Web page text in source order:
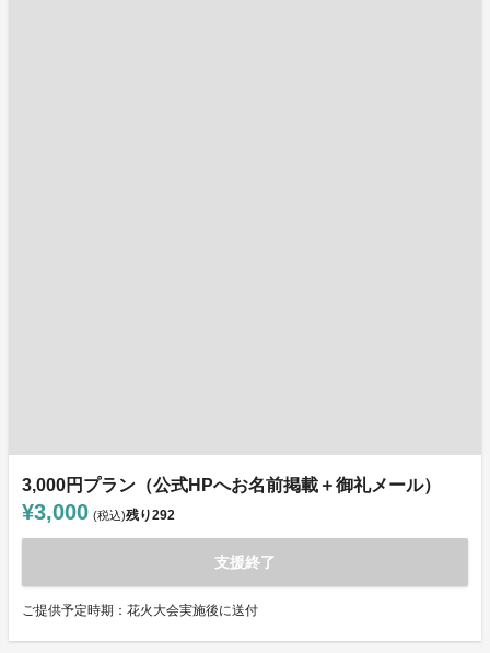
3,000円プラン（公式HPへお名前掲載＋御礼メール）
¥3,000 (税込)残り292
支援終了
ご提供予定時期：花火大会実施後に送付